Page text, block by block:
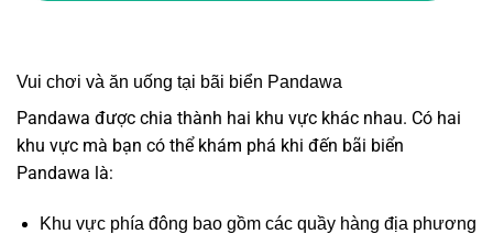
Vui chơi và ăn uống tại bãi biển Pandawa
Pandawa được chia thành hai khu vực khác nhau. Có hai
khu vực mà bạn có thể khám phá khi đến bãi biển
Pandawa là:
Khu vực phía đông bao gồm các quầy hàng địa phương